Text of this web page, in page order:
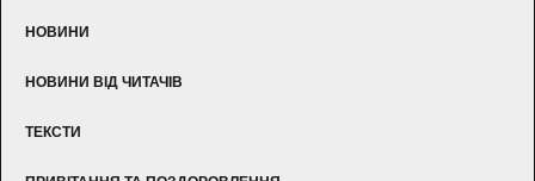
НОВИНИ
НОВИНИ ВІД ЧИТАЧІВ
ТЕКСТИ